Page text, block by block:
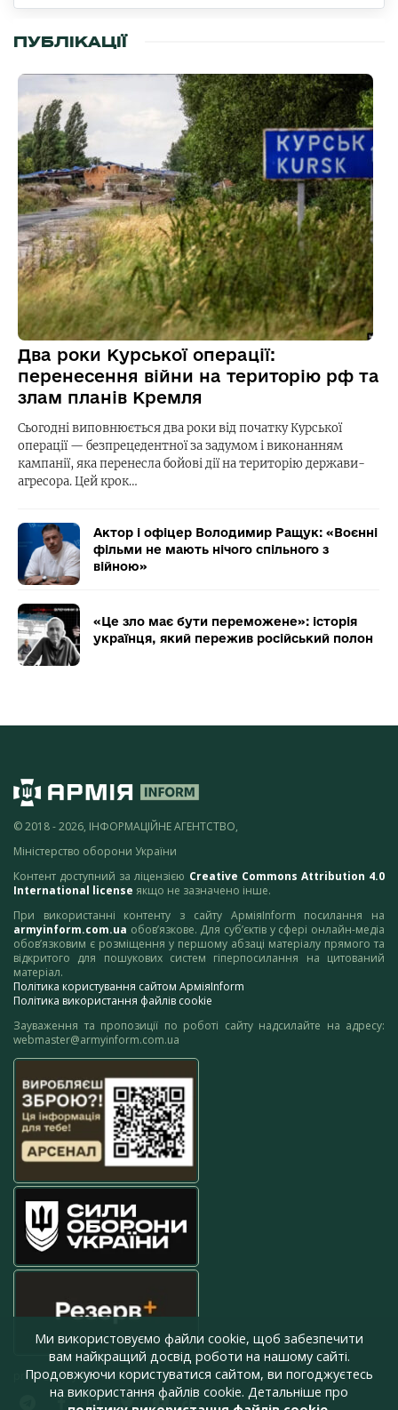
ПУБЛІКАЦІЇ
Два роки Курської операції:
перенесення війни на територію рф та
злам планів Кремля
Сьогодні виповнюється два роки від початку Курської
операції — безпрецедентної за задумом і виконанням
кампанії, яка перенесла бойові дії на територію держави-
агресора. Цей крок…
Актор і офіцер Володимир Ращук: «Воєнні
фільми не мають нічого спільного з
війною»
«Це зло має бути переможене»: історія
українця, який пережив російський полон
© 2018 - 2026, ІНФОРМАЦІЙНЕ АГЕНТСТВО,
Міністерство оборони України
Контент доступний за ліцензією Creative Commons Attribution 4.0
International license якщо не зазначено інше.
При використанні контенту з сайту АрміяInform посилання на
armyinform.com.ua обов’язкове. Для суб’єктів у сфері онлайн-медіа
обов’язковим є розміщення у першому абзаці матеріалу прямого та
відкритого для пошукових систем гіперпосилання на цитований
матеріал.
Політика користування сайтом АрміяInform
Політика використання файлів cookie
Зауваження та пропозиції по роботі сайту надсилайте на адресу:
webmaster@armyinform.com.ua
press@armyinform.com.ua
Ми використовуємо файли cookie, щоб забезпечити
вам найкращий досвід роботи на нашому сайті.
Продовжуючи користуватися сайтом, ви погоджуєтесь
на використання файлів cookie. Детальніше про